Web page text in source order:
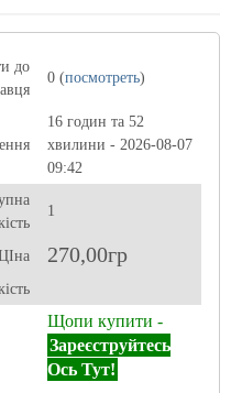
до
0 (посмотреть)
16 годин та 52
хвилини - 2026-08-07
09:42
1
270,00гр
Щопи купити -
Зареєструйтесь
Ось Тут!